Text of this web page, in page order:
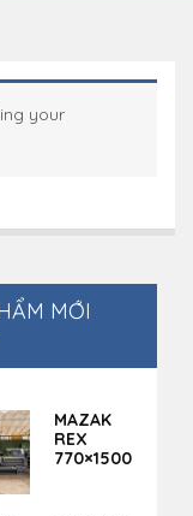
MỚI
MAZAK
REX
770×1500
your